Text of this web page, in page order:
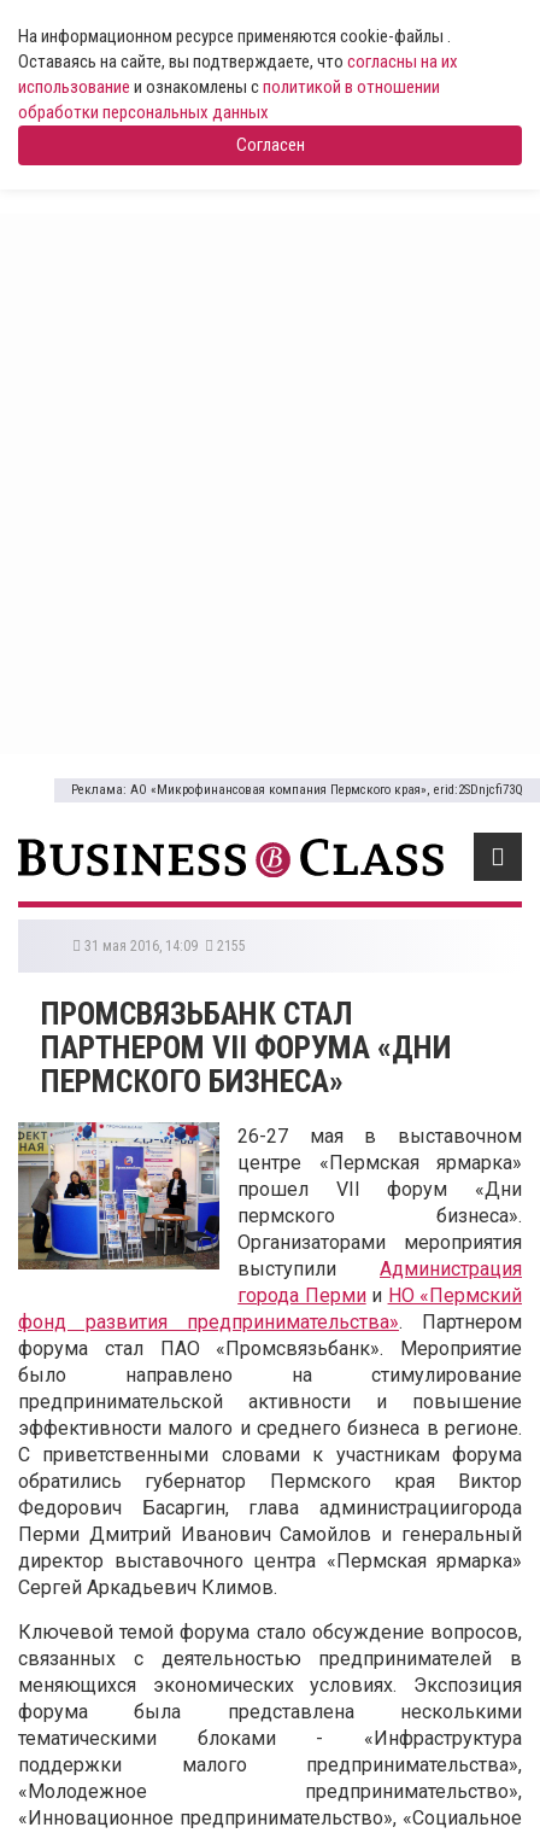
На информационном ресурсе применяются cookie-файлы .
Оставаясь на сайте, вы подтверждаете, что согласны на их
использование и ознакомлены сполитикой в отношении
обработки персональных данных
Согласен
Реклама: АО «Микрофинансовая компания Пермского края», erid:2SDnjcfi73Q
31 мая 2016, 14:09 2155
ПРОМСВЯЗЬБАНК СТАЛ
ПАРТНЕРОМ VII ФОРУМА «ДНИ
ПЕРМСКОГО БИЗНЕСА»
26-27 мая в выставочном
центре «Пермская ярмарка»
прошел VII форум «Дни
пермского бизнеса».
Организаторами мероприятия
выступили Администрация
города Пермии НО «Пермский
фонд развития предпринимательства». Партнером
форума стал ПАО «Промсвязьбанк». Мероприятие
было направлено на стимулирование
предпринимательской активности и повышение
эффективности малого и среднего бизнеса в регионе.
С приветственными словами к участникам форума
обратились губернатор Пермского края Виктор
Федорович Басаргин, глава администрациигорода
Перми Дмитрий Иванович Самойлов и генеральный
директор выставочного центра «Пермская ярмарка»
Сергей Аркадьевич Климов.
Ключевой темой форума стало обсуждение вопросов,
связанных с деятельностью предпринимателей в
меняющихся экономических условиях. Экспозиция
форума была представлена несколькими
тематическими блоками - «Инфраструктура
поддержки малого предпринимательства»,
«Молодежное предпринимательство»,
«Инновационное предпринимательство», «Социальное